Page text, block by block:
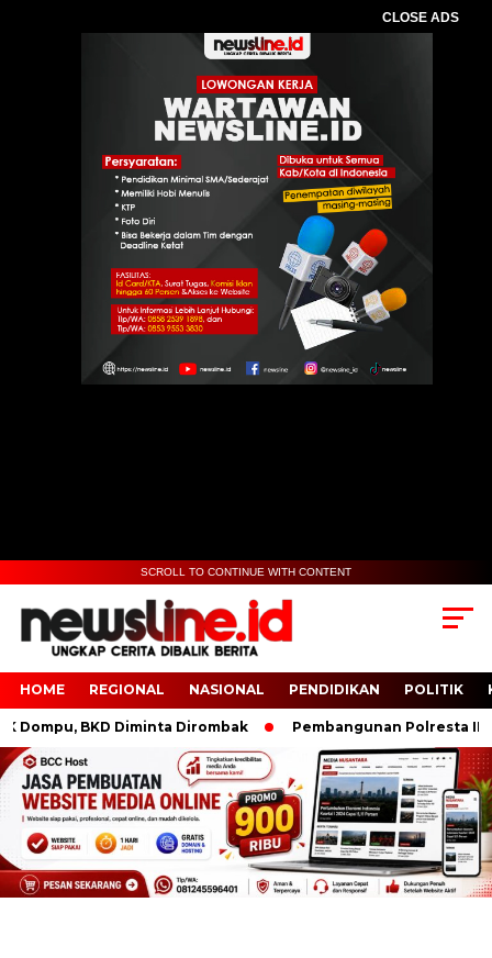
CLOSE ADS
SCROLL TO CONTINUE WITH CONTENT
HOME REGIONAL NASIONAL PENDIDIKAN POLITIK
BKD Diminta Dirombak Pembangunan Polresta IKN